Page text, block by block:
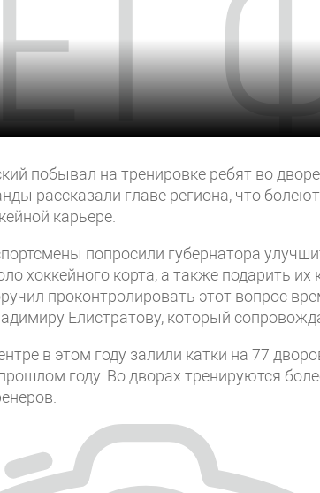
побывал на тренировке ребят во
рассказали главе региона, что
карьере.
попросили губернатора
хоккейного корта, а также подарить
проконтролировать этот вопрос
Елистратову, который
в этом году залили катки на 77
году. Во дворах тренируются